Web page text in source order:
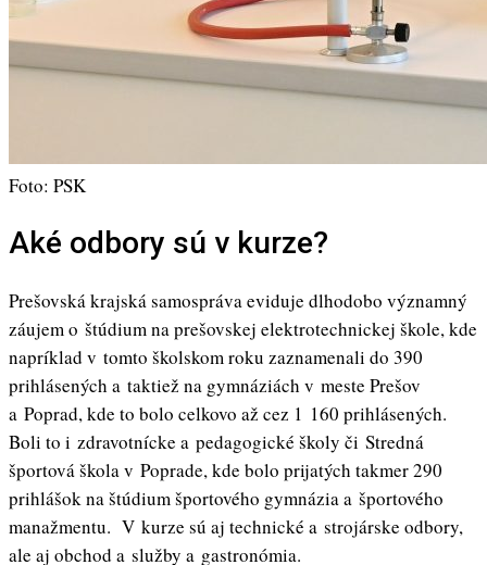
Foto: PSK
Aké odbory sú v kurze?
Prešovská krajská samospráva eviduje dlhodobo významný
záujem o štúdium na prešovskej elektrotechnickej škole, kde
napríklad v tomto školskom roku zaznamenali do 390
prihlásených a taktiež na gymnáziách v meste Prešov
a Poprad, kde to bolo celkovo až cez 1 160 prihlásených.
Boli to i zdravotnícke a pedagogické školy či Stredná
športová škola v Poprade, kde bolo prijatých takmer 290
prihlášok na štúdium športového gymnázia a športového
manažmentu. V kurze sú aj technické a strojárske odbory,
ale aj obchod a služby a gastronómia.